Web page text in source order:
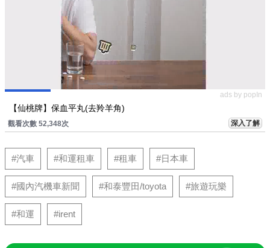
ads by popIn
【仙桃牌】保血平丸(去羚羊角)
觀看次數 52,348次 深入了解
#汽車 #和運租車 #租車 #日本車
#國內汽機車新聞 #和泰豐田/toyota #旅遊玩樂
#和運 #irent